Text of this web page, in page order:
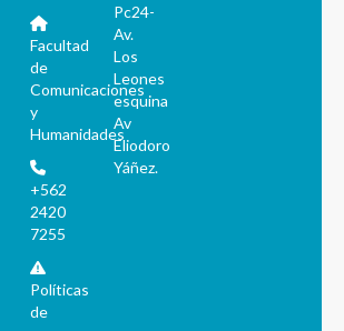
Facultad
de
Comunicaciones
y
Humanidades
+562
2420
7255
Políticas
de
Pc24-
Av.
Los
Leones
esquina
Av
Eliodoro
Yáñez.